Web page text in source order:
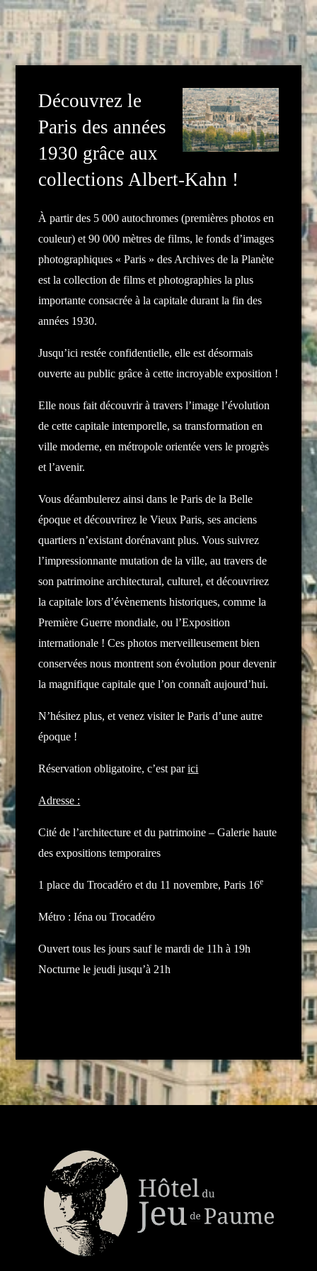
Découvrez le
Paris des années
1930 grâce aux
collections Albert-Kahn !
À partir des 5 000 autochromes (premières photos en
couleur) et 90 000 mètres de films, le fonds d’images
photographiques « Paris » des Archives de la Planète
est la collection de films et photographies la plus
importante consacrée à la capitale durant la fin des
années 1930.
Jusqu’ici restée confidentielle, elle est désormais
ouverte au public grâce à cette incroyable exposition !
Elle nous fait découvrir à travers l’image l’évolution
de cette capitale intemporelle, sa transformation en
ville moderne, en métropole orientée vers le progrès
et l’avenir.
Vous déambulerez ainsi dans le Paris de la Belle
époque et découvrirez le Vieux Paris, ses anciens
quartiers n’existant dorénavant plus. Vous suivrez
l’impressionnante mutation de la ville, au travers de
son patrimoine architectural, culturel, et découvrirez
la capitale lors d’évènements historiques, comme la
Première Guerre mondiale, ou l’Exposition
internationale ! Ces photos merveilleusement bien
conservées nous montrent son évolution pour devenir
la magnifique capitale que l’on connaît aujourd’hui.
N’hésitez plus, et venez visiter le Paris d’une autre
époque !
Réservation obligatoire, c’est parici
Adresse :
Cité de l’architecture et du patrimoine – Galerie haute
des expositions temporaires
1 place du Trocadéro et du 11 novembre, Paris 16e
Métro : Iéna ou Trocadéro
Ouvert tous les jours sauf le mardi de 11h à 19h
Nocturne le jeudi jusqu’à 21h